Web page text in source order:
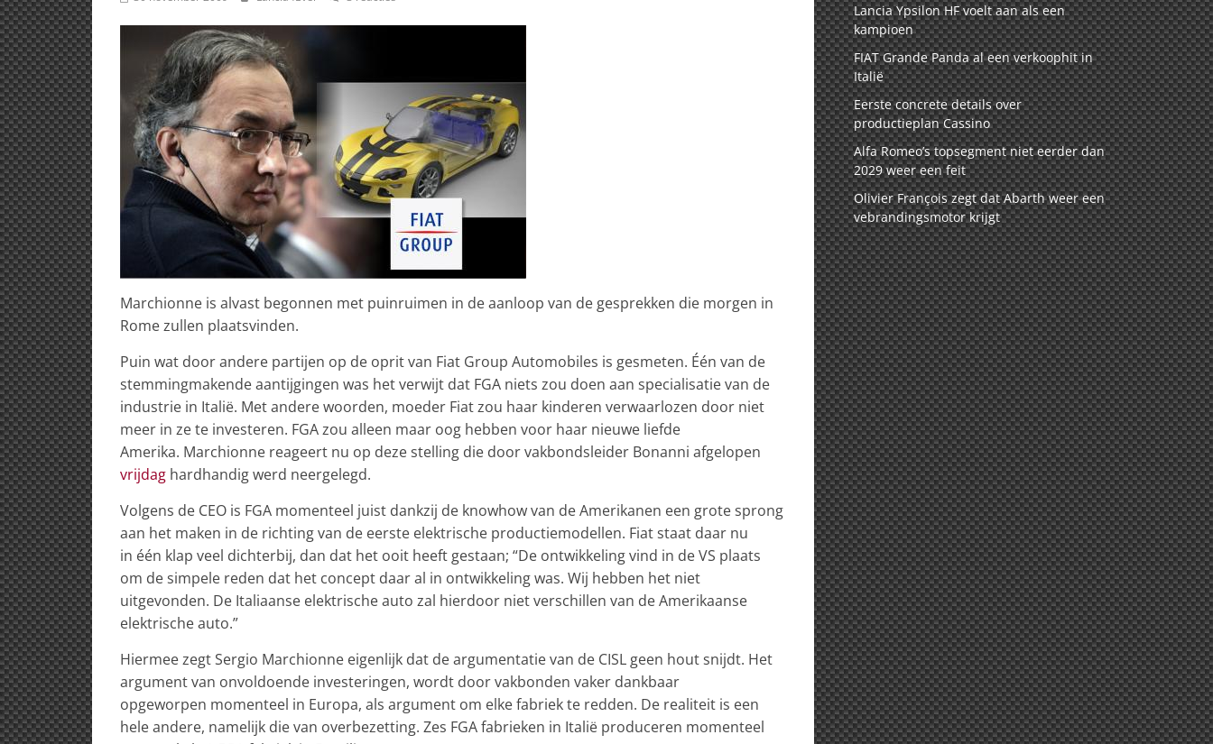
Marchionne is alvast begonnen met puinruimen in de aanloop van de gesprekken die morgen in
Rome zullen plaatsvinden.
Puin wat door andere partijen op de oprit van Fiat Group Automobiles is gesmeten. Één van de
stemmingmakende aantijgingen was het verwijt dat FGA niets zou doen aan specialisatie van de
industrie in Italië. Met andere woorden, moeder Fiat zou haar kinderen verwaarlozen door niet
meer in ze te investeren. FGA zou alleen maar oog hebben voor haar nieuwe liefde
Amerika. Marchionne reageert nu op deze stelling die door vakbondsleider Bonanni afgelopen
vrijdag hardhandig werd neergelegd.
Volgens de CEO is FGA momenteel juist dankzij de knowhow van de Amerikanen een grote sprong
aan het maken in de richting van de eerste elektrische productiemodellen. Fiat staat daar nu
in één klap veel dichterbij, dan dat het ooit heeft gestaan; “De ontwikkeling vind in de VS plaats
om de simpele reden dat het concept daar al in ontwikkeling was. Wij hebben het niet
uitgevonden. De Italiaanse elektrische auto zal hierdoor niet verschillen van de Amerikaanse
elektrische auto.”
Hiermee zegt Sergio Marchionne eigenlijk dat de argumentatie van de CISL geen hout snijdt. Het
argument van onvoldoende investeringen, wordt door vakbonden vaker dankbaar
opgeworpen momenteel in Europa, als argument om elke fabriek te redden. De realiteit is een
hele andere, namelijk die van overbezetting. Zes FGA fabrieken in Italië produceren momenteel
Lancia Ypsilon HF voelt aan als een
kampioen
FIAT Grande Panda al een verkoophit in
Italië
Eerste concrete details over
productieplan Cassino
Alfa Romeo’s topsegment niet eerder dan
2029 weer een feit
Olivier François zegt dat Abarth weer een
vebrandingsmotor krijgt